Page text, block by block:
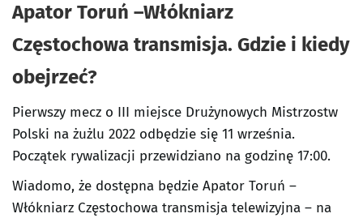
Apator Toruń –Włókniarz
Częstochowa transmisja. Gdzie i kiedy
obejrzeć?
Pierwszy mecz o III miejsce Drużynowych Mistrzostw
Polski na żużlu 2022 odbędzie się 11 września.
Początek rywalizacji przewidziano na godzinę 17:00.
Wiadomo, że dostępna będzie Apator Toruń –
Włókniarz Częstochowa transmisja telewizyjna – na